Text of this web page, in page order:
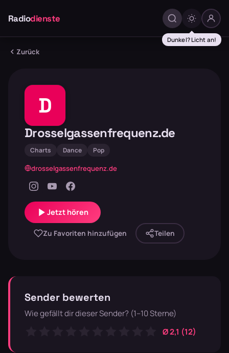
Radiodienste
Dunkel? Licht an!
Zurück
D
Drosselgassenfrequenz.de
Charts Dance Pop
drosselgassenfrequenz.de
Jetzt hören
Zu Favoriten hinzufügen Teilen
Sender bewerten
Wie gefällt dir dieser Sender? (1–10 Sterne)
Ø 2,1 (12)